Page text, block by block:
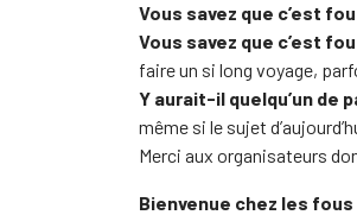
Vous savez que c’est fou
Vous savez que c’est fou
faire un si long voyage,
Y aurait-il quelqu’un de
même si le sujet
Merci aux organisateurs
Bienvenue chez les fous